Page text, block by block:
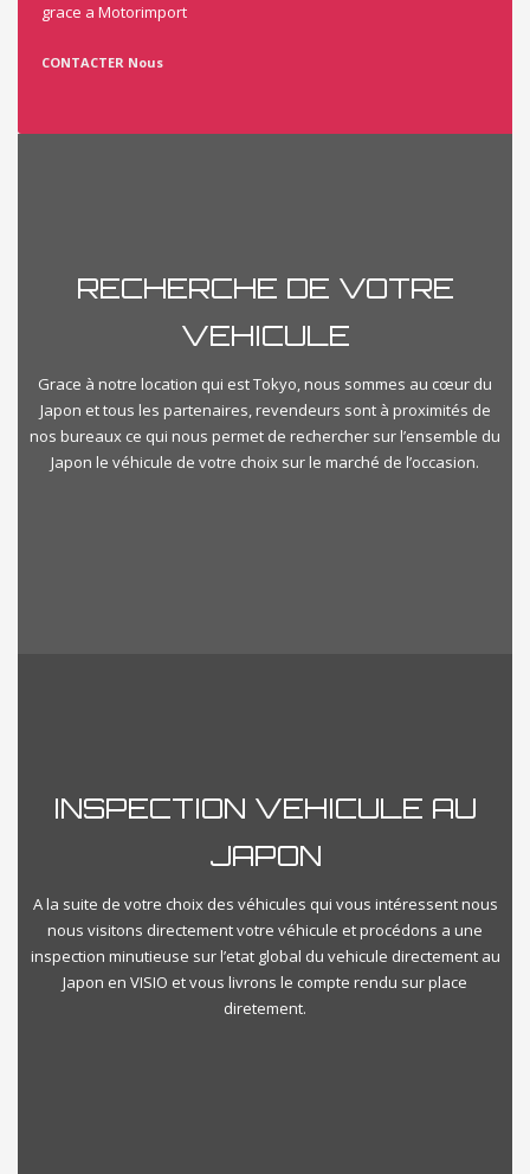
4X4
Automatique
Kilometrage
Km500 Km350000
grace a Motorimport
CONTACTER Nous
RECHERCHE DE VOTRE
VEHICULE
Grace à notre location qui est Tokyo, nous sommes au cœur du
Japon et tous les partenaires, revendeurs sont à proximités de
nos bureaux ce qui nous permet de rechercher sur l’ensemble du
Japon le véhicule de votre choix sur le marché de l’occasion.
INSPECTION VEHICULE AU
JAPON
A la suite de votre choix des véhicules qui vous intéressent nous
nous visitons directement votre véhicule et procédons a une
inspection minutieuse sur l’etat global du vehicule directement au
Japon en VISIO et vous livrons le compte rendu sur place
diretement.